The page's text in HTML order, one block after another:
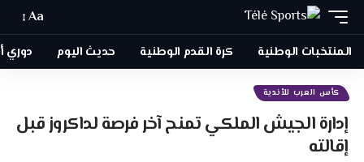
Aa
المنتخبات الوطنية كرة القدم الوطنية حديث اليوم دوري
كأس العرب للأندية
إدارة الجيش الملكي تمنح آخر فرصة لداكروز قبل
إقالته